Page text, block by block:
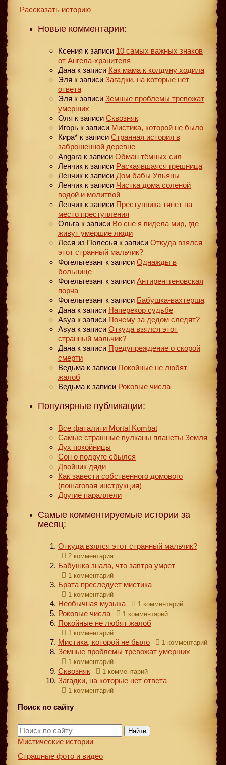
Рассказать историю
Новые комментарии:
Ксения к записи 10 самых важных знаков
от Ангела-хранителя
Дана к записи Как мама к колдуну ходила
Эля к записи Загадки, на которые нет
ответа
Эля к записи Земные проблемы тревожат
умерших
Оля к записи Сквозняк
Игорь к записи Мистика, которой не было
Кира* к записи Странная история в
заброшенной деревне
Angara к записи Обман тёмных сил
Ленчик к записи Раскаявшаяся грешница
Ленчик к записи Дом бабы Ульяны
Ленчик к записи Чистка дома соленой
водой и молитвой
Ленчик к записи Преступника тянет на
место преступления
Ольга к записи Во сне я видела мир, где
живут умершие люди
Леся из Полесья к записи Откуда взялся
этот странный мальчик?
Фогельгезанг к записи Однажды в
больнице
Фогельгезанг к записи Антирентгеновская
порча
Фогельгезанг к записи Бабушка-вахтерша
Дана к записи Наперекор судьбе
Asya к записи Почему за дедом следят?
Asya к записи Откуда взялся этот
странный мальчик?
Дана к записи Предупреждение о скорой
смерти
Ведьма к записи Покойные не любят
жалоб
Ведьма к записи Роковые числа
Популярные публикации:
Все фаталити Mortal Kombat
Самые страшные вулканы планеты Земля
Дух покойницы
Сон о подруге сбылся
Двойник дяди
Как завести собственного домового
(пошаговая инструкция)
Другие параллели
Самые комментируемые истории за
месяц:
Откуда взялся этот странный мальчик?
2 комментария
Бабушка знала, что завтра умрет
1 комментарий
Брата преследует мистика
1 комментарий
Необычная музыка 1 комментарий
Роковые числа 1 комментарий
Покойные не любят жалоб
1 комментарий
Мистика, которой не было 1 комментарий
Земные проблемы тревожат умерших
1 комментарий
Сквозняк 1 комментарий
Загадки, на которые нет ответа
1 комментарий
Поиск по сайту
Найти
Мистические истории
Страшные фото и видео